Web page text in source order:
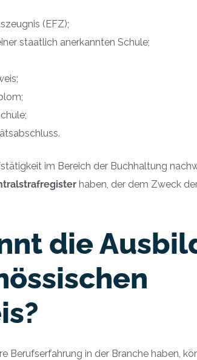
(EFZ);
staatlich anerkannten Schule;
im Bereich der Buchhaltung
haben, der dem Zweck
die
Berufserfahrung in der Branche haben,